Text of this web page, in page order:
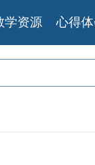
学资源 心得